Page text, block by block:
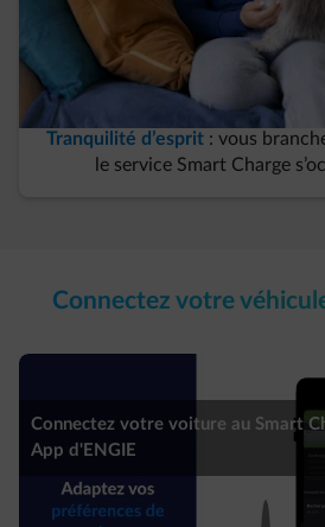
Tranquilité d’esprit: vous
le service Smart Charge
Connectez votre
Connectez votre voiture au Smart
App d'ENGIE